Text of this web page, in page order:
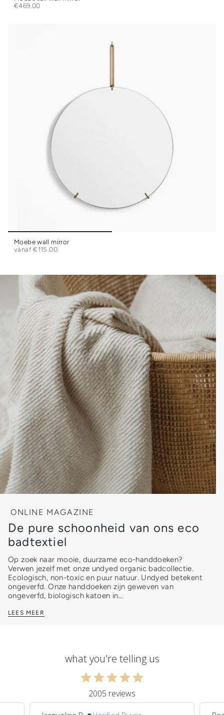
€469.00
Moebe wall mirror
vanaf€115.00
ONLINE MAGAZINE
De pure schoonheid van ons eco
badtextiel
Op zoek naar mooie, duurzame eco-handdoeken?
Verwen jezelf met onze undyed organic badcollectie.
Ecologisch, non-toxic en puur natuur. Undyed betekent
ongeverfd. Onze handdoeken zijn geweven van
ongeverfd, biologisch katoen in...
LEES MEER
what you're telling us
2005 reviews